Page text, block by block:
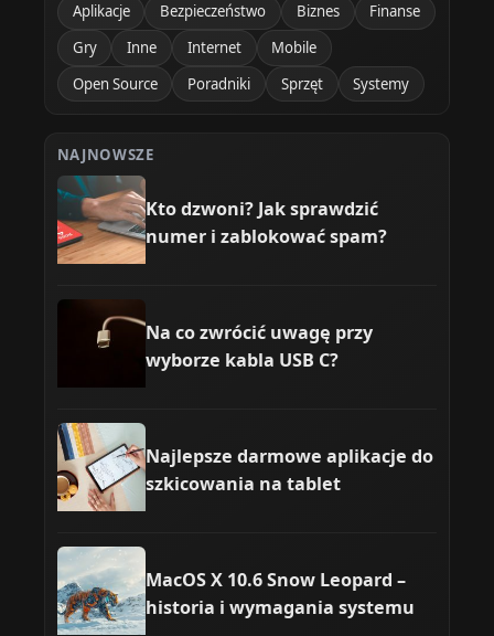
Aplikacje
Bezpieczeństwo Biznes
Finanse
Gry
Inne Internet
Mobile
Open Source
Poradniki Sprzęt Systemy
NAJNOWSZE
Kto dzwoni? Jak sprawdzić
numer i zablokować spam?
Na co zwrócić uwagę przy
wyborze kabla USB C?
Najlepsze darmowe aplikacje do
szkicowania na tablet
MacOS X 10.6 Snow Leopard –
historia i wymagania systemu